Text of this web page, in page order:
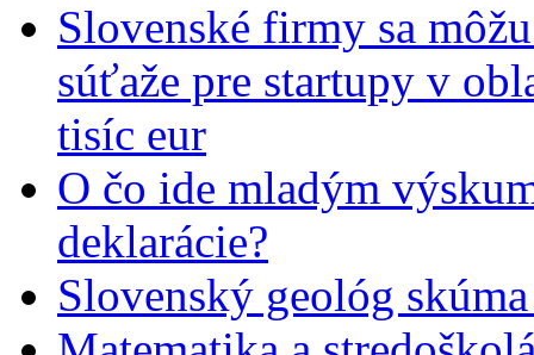
Slovenské firmy sa
súťaže pre startupy v
tisíc eur
O čo ide mladým
deklarácie?
Slovenský geológ